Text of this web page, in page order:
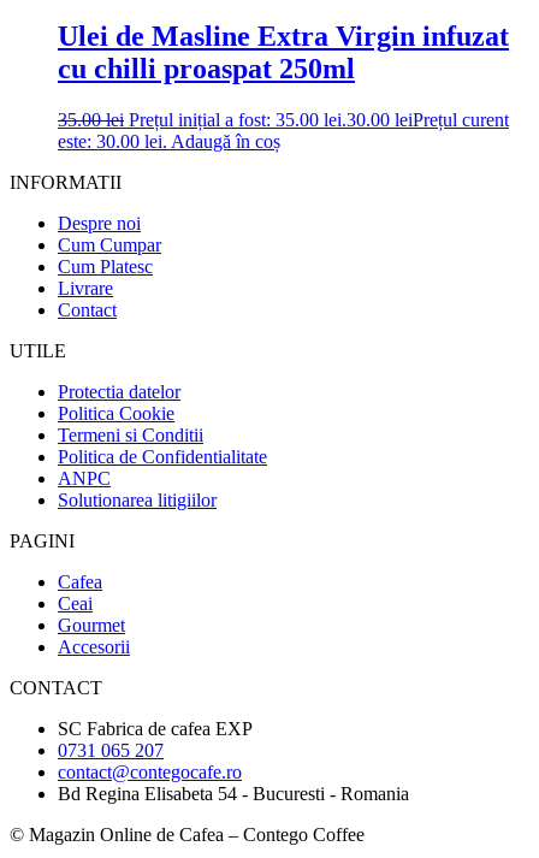
Ulei de Masline Extra Virgin infuzat
cu chilli proaspat 250ml
35.00lei Prețul inițial a fost: 35.00 lei.30.00 leiPrețul curent
este: 30.00 lei. Adaugă în coș
INFORMATII
Despre noi
Cum Cumpar
Cum Platesc
Livrare
Contact
UTILE
Protectia datelor
Politica Cookie
Termeni si Conditii
Politica de Confidentialitate
ANPC
Solutionarea litigiilor
PAGINI
Cafea
Ceai
Gourmet
Accesorii
CONTACT
SC Fabrica de cafea EXP
0731 065 207
contact@contegocafe.ro
Bd Regina Elisabeta 54 - Bucuresti - Romania
© Magazin Online de Cafea – Contego Coffee